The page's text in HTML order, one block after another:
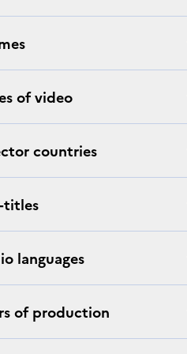
of video
countries
titles
languages
of production